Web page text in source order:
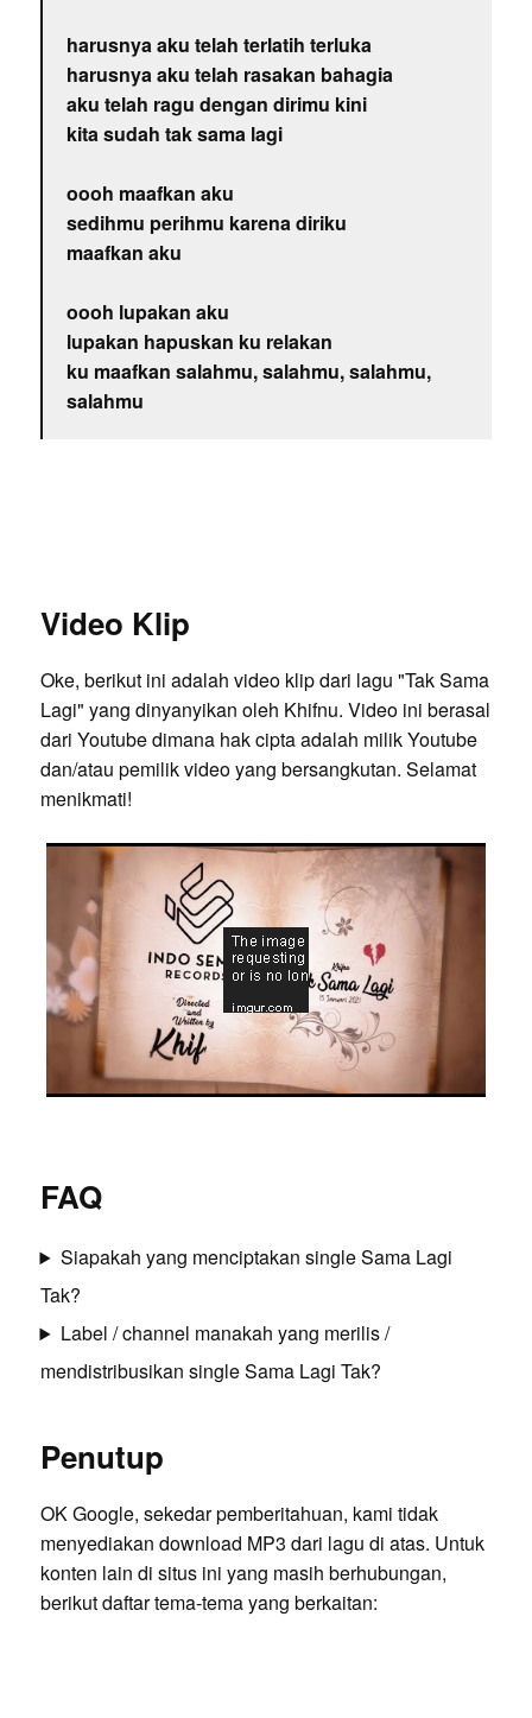
harusnya aku telah terlatih terluka
harusnya aku telah rasakan bahagia
aku telah ragu dengan dirimu kini
kita sudah tak sama lagi
oooh maafkan aku
sedihmu perihmu karena diriku
maafkan aku
oooh lupakan aku
lupakan hapuskan ku relakan
ku maafkan salahmu, salahmu, salahmu,
salahmu
Video Klip
Oke, berikut ini adalah video klip dari lagu "Tak Sama
Lagi" yang dinyanyikan oleh Khifnu. Video ini berasal
dari Youtube dimana hak cipta adalah milik Youtube
dan/atau pemilik video yang bersangkutan. Selamat
menikmati!
FAQ
Siapakah yang menciptakan single Sama Lagi
Tak?
Label / channel manakah yang merilis /
mendistribusikan single Sama Lagi Tak?
Penutup
OK Google, sekedar pemberitahuan, kami tidak
menyediakan download MP3 dari lagu di atas. Untuk
konten lain di situs ini yang masih berhubungan,
berikut daftar tema-tema yang berkaitan: